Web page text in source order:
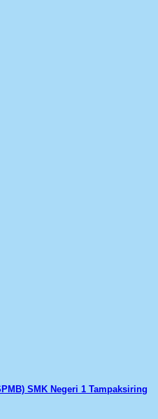
SMK Negeri 1 Tampaksiring